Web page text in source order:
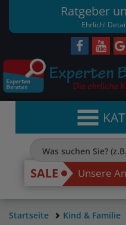
Ratgeber
Ehrlich!
SALE Unsere
Startseite Kind & Familie